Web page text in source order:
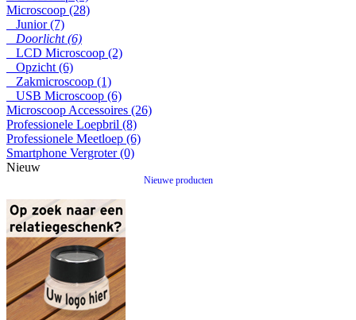
Microscoop (28)
Junior (7)
Doorlicht (6)
LCD Microscoop (2)
Opzicht (6)
Zakmicroscoop (1)
USB Microscoop (6)
Microscoop Accessoires (26)
Professionele Loepbril (8)
Professionele Meetloep (6)
Smartphone Vergroter (0)
Nieuw
Nieuwe producten